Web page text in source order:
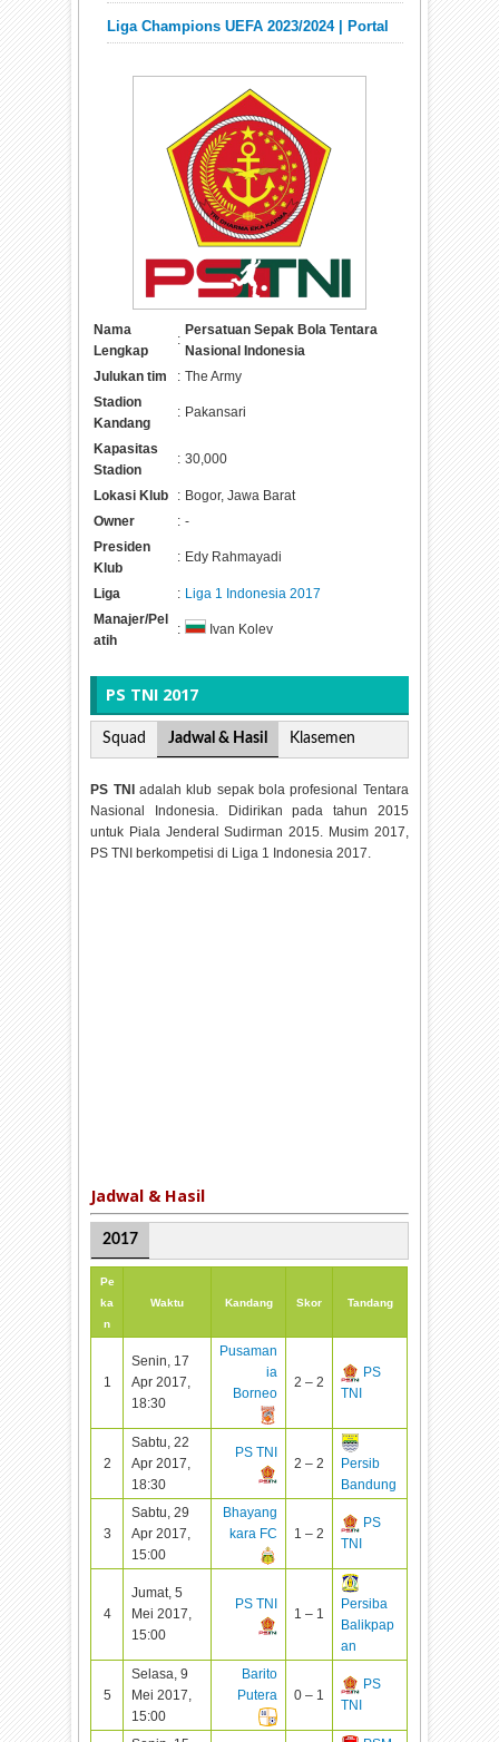
Liga Champions UEFA 2023/2024 | Portal
Nama
Lengkap
:
Persatuan Sepak Bola Tentara
Nasional Indonesia
Julukan tim
: The Army
Stadion
Kandang
: Pakansari
Kapasitas
Stadion
: 30,000
Lokasi Klub : Bogor, Jawa Barat
Owner
: -
Presiden
Klub
: Edy Rahmayadi
Liga : Liga 1 Indonesia 2017
Manajer/Pel
atih
: Ivan Kolev
PS TNI 2017
Squad Jadwal & Hasil Klasemen
PS TNIadalah klub sepak bola profesional Tentara
Nasional Indonesia. Didirikan pada tahun 2015
untuk Piala Jenderal Sudirman 2015. Musim 2017,
PS TNI berkompetisi di Liga 1 Indonesia 2017.
Jadwal & Hasil
2017
Pe
ka
n
Waktu Kandang Skor Tandang
1
Senin, 17
Apr 2017,
18:30
Pusaman
ia
Borneo
2 – 2
PS
TNI
2
Sabtu, 22
Apr 2017,
18:30
PS TNI
2 – 2
Persib
Bandung
3
Sabtu, 29
Apr 2017,
15:00
Bhayang
kara FC
1 – 2
PS
TNI
4
Jumat, 5
Mei 2017,
15:00
PS TNI
1 – 1
Persiba
Balikpap
an
5
Selasa, 9
Mei 2017,
15:00
Barito
Putera
0 – 1
PS
TNI